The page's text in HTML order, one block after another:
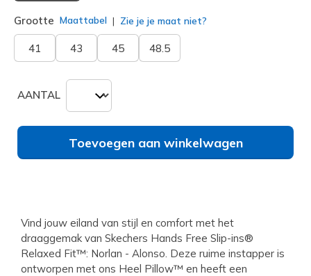
Grootte Maattabel Zie je je maat niet?
41 43 45 48.5
AANTAL
Toevoegen aan winkelwagen
Vind jouw eiland van stijl en comfort met het
draaggemak van Skechers Hands Free Slip-ins®
Relaxed Fit™: Norlan - Alonso. Deze ruime instapper is
ontworpen met ons Heel Pillow™ en heeft een